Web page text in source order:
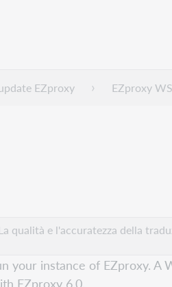
EZproxy EZproxy
qualità e l'accuratezza della
instance of EZproxy.
EZproxy 6.0.